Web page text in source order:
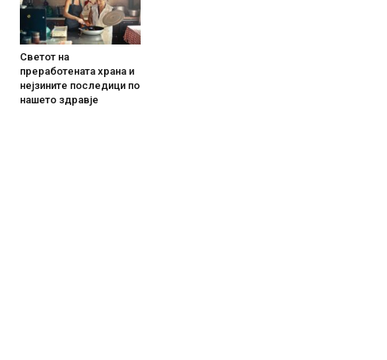
Светот на
преработената храна и
нејзините последици по
нашето здравје